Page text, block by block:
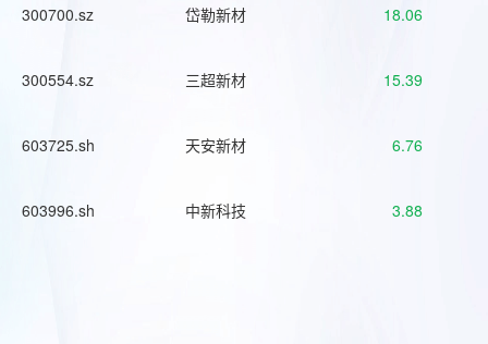
300700.sz 岱勒新材 18.06
300554.sz 三超新材 15.39
603725.sh 天安新材 6.76
603996.sh 中新科技 3.88